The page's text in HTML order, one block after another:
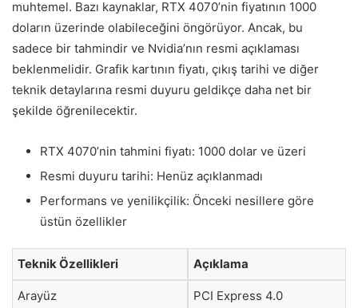
muhtemel. Bazı kaynaklar, RTX 4070’nin fiyatının 1000
doların üzerinde olabileceğini öngörüyor. Ancak, bu
sadece bir tahmindir ve Nvidia’nın resmi açıklaması
beklenmelidir. Grafik kartının fiyatı, çıkış tarihi ve diğer
teknik detaylarına resmi duyuru geldikçe daha net bir
şekilde öğrenilecektir.
RTX 4070’nin tahmini fiyatı: 1000 dolar ve üzeri
Resmi duyuru tarihi: Henüz açıklanmadı
Performans ve yenilikçilik: Önceki nesillere göre
üstün özellikler
Teknik Özellikleri Açıklama
Arayüz PCI Express 4.0